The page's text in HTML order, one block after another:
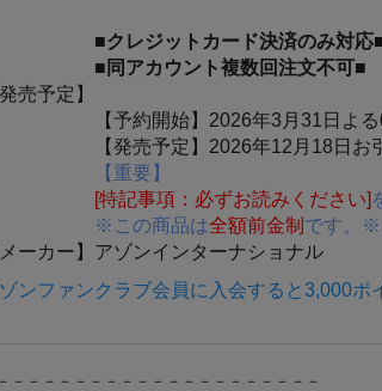
■クレジットカード決済のみ対応
■同アカウント複数回注文不可■
発売予定】
【予約開始】2026年3月31日よ
【発売予定】2026年12月18日お
【重要】
[特記事項：必ずお読みください]
※この商品は全額前金制 です。※
メーカー】 アゾンインターナショナル
ンファンクラブ会員に入会すると3,000ポ
－－－－－－－－－－－－－－－－－－－－